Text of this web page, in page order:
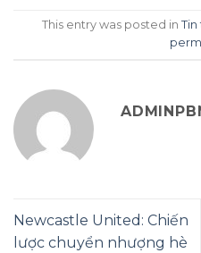
This entry was posted in
Newcastle United: Chiến
lược chuyển nhượng hè